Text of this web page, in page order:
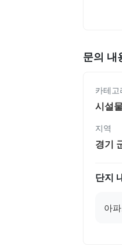
문의 내
카테고
시설
지역
경기
단지
아